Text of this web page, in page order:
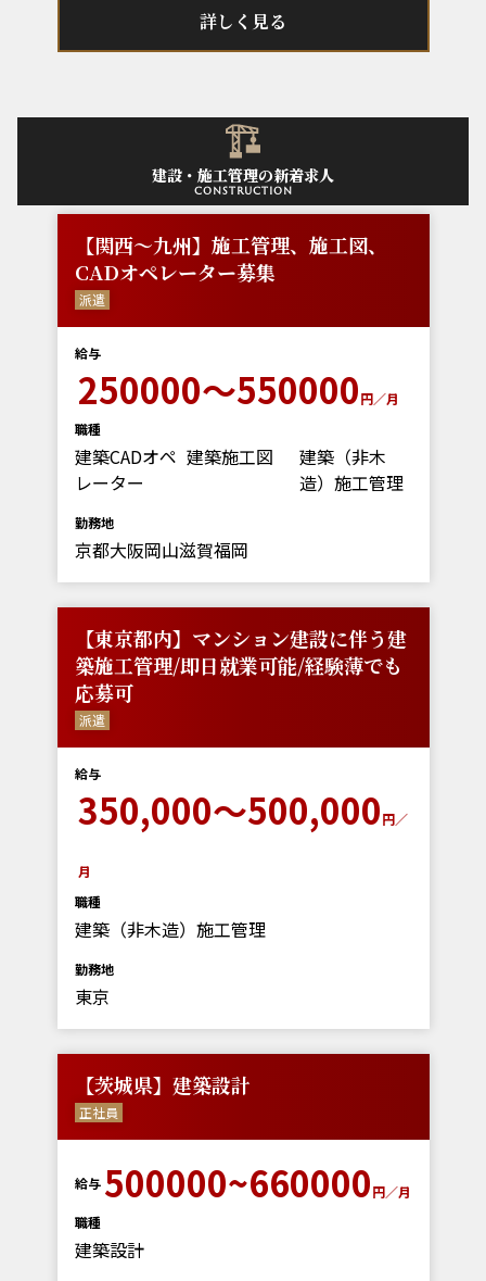
詳しく見る
建設・施工管理の新着求人
construction
【関西～九州】施工管理、施工図、
CADオペレーター募集
派遣
給与
250000～550000円／月
職種
建築CADオペ
レーター
建築施工図
建築（非木
造）施工管理
勤務地
京都大阪岡山滋賀福岡
【東京都内】マンション建設に伴う建
築施工管理/即日就業可能/経験薄でも
応募可
派遣
給与
350,000～500,000円／
月
職種
建築（非木造）施工管理
勤務地
東京
【茨城県】建築設計
正社員
給与 500000~660000円／月
職種
建築設計